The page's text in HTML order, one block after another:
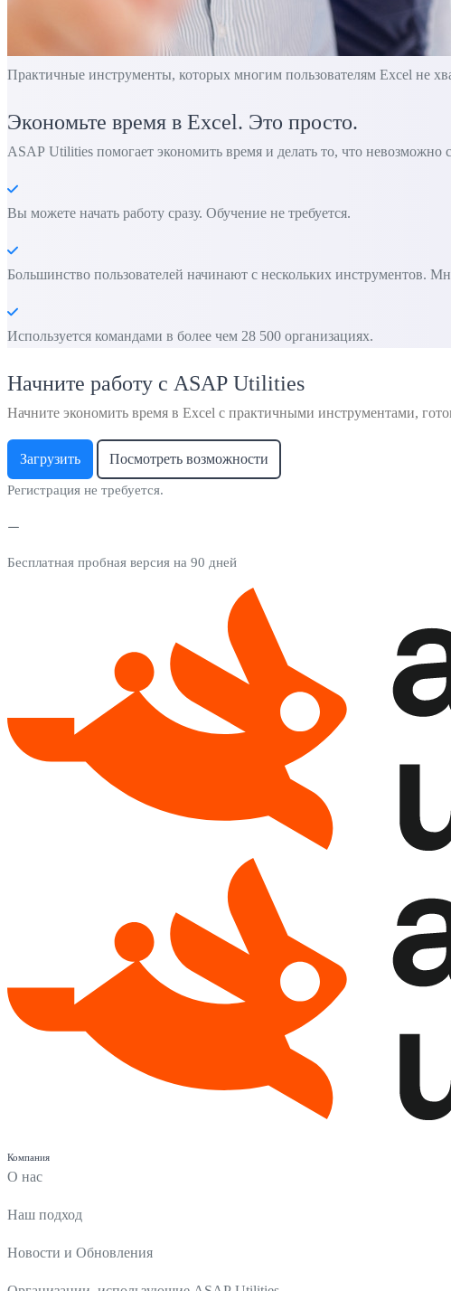
Практичные инструменты, которых многим пользователям Excel не
Экономьте время в Excel. Это просто.
ASAP Utilities помогает экономить время и делать то, что невозможно
Вы можете начать работу сразу. Обучение не требуется.
Большинство пользователей начинают с нескольких инструментов.
Используется командами в более чем 28 500 организациях.
Начните работу с ASAP Utilities
Начните экономить время в Excel с практичными инструментами,
Загрузить Посмотреть возможности
Регистрация не требуется.
Бесплатная пробная версия на 90 дней
Компания
О нас
Наш подход
Новости и Обновления